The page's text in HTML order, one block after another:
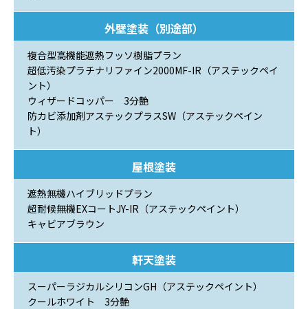
外壁塗装（別途部）
複合型高機能遮熱フッソ樹脂プラン
超低汚染プラチナリファイン2000MF-IR（アステックペイ
ント）
ウィザードコッパー 3分艶
防カビ添加剤アステックプラスSW（アステックペイン
ト）
屋根塗装
遮熱無機ハイブリッドプラン
超耐候無機EXコートJY-IR（アステックペイント）
キャビアブラウン
軒天塗装
スーパーラジカルシリコンGH（アステックペイント）
クールホワイト 3分艶